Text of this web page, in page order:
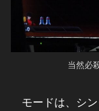
当然必
モードは、シン